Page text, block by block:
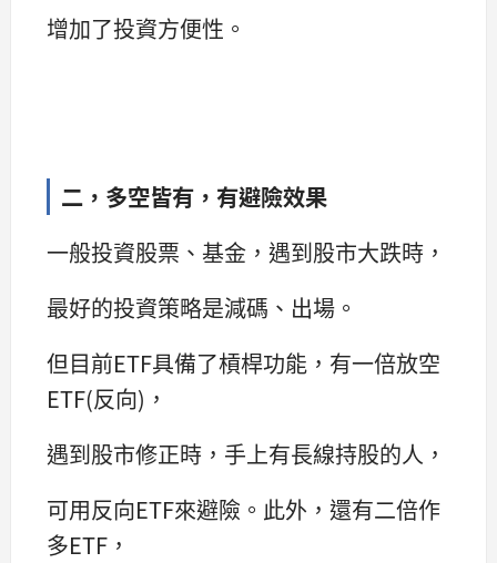
增加了投資方便性。
二，多空皆有，有避險效果
一般投資股票、基金，遇到股市大跌時，
最好的投資策略是減碼、出場。
但目前ETF具備了槓桿功能，有一倍放空
ETF(反向)，
遇到股市修正時，手上有長線持股的人，
可用反向ETF來避險。此外，還有二倍作
多ETF，